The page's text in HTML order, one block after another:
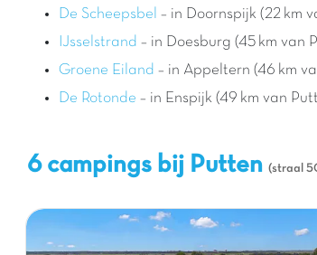
De Scheepsbel – in Doornspijk (22 km
IJsselstrand – in Doesburg (45 km van
Groene Eiland – in Appeltern (46 km
De Rotonde – in Enspijk (49 km van
6 campings bij Putten (straal